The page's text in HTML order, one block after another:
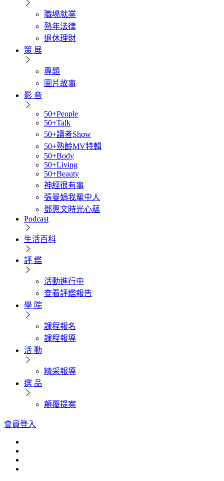
職場就業
熟年法律
退休理財
策 展
專題
圖片故事
影 音
50+People
50+Talk
50+讀者Show
50+熟齡MV特輯
50+Body
50+Living
50+Beauty
神經很有事
張曼娟我輩中人
鄧惠文時光心蘊
Podcast
生活百科
評 鑑
活動進行中
查看評鑑報告
學 院
課程報名
課程報導
活 動
精采報導
選 品
顛覆提案
會員登入